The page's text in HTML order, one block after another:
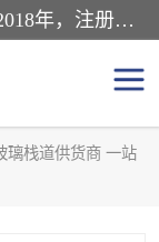
新乡市鑫豫游乐设备有限公司成立于2018年，注册地位于河南省。经营范围包括游乐设备、滑索、滑道、空中自行车、吊桥、拓展器材、攀岩器材、趣桥、悬崖秋千、网红桥、儿童乐园设备、水上乐园设备、丛林穿越设备、音乐呐喊设备、轨道滑车、栈道、玻璃滑道、观景平台、景观包装的设计、制造、销售、安装、维修，景区策划服务。
璃栈道供货商 一站